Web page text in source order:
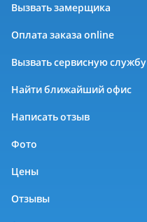
Вызвать замерщика
Оплата заказа online
Вызвать сервисную службу
Найти ближайший офис
Написать отзыв
Фото
Цены
Отзывы